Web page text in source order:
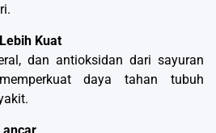
Kuat
dan antioksidan dari sayuran
daya tahan tubuh